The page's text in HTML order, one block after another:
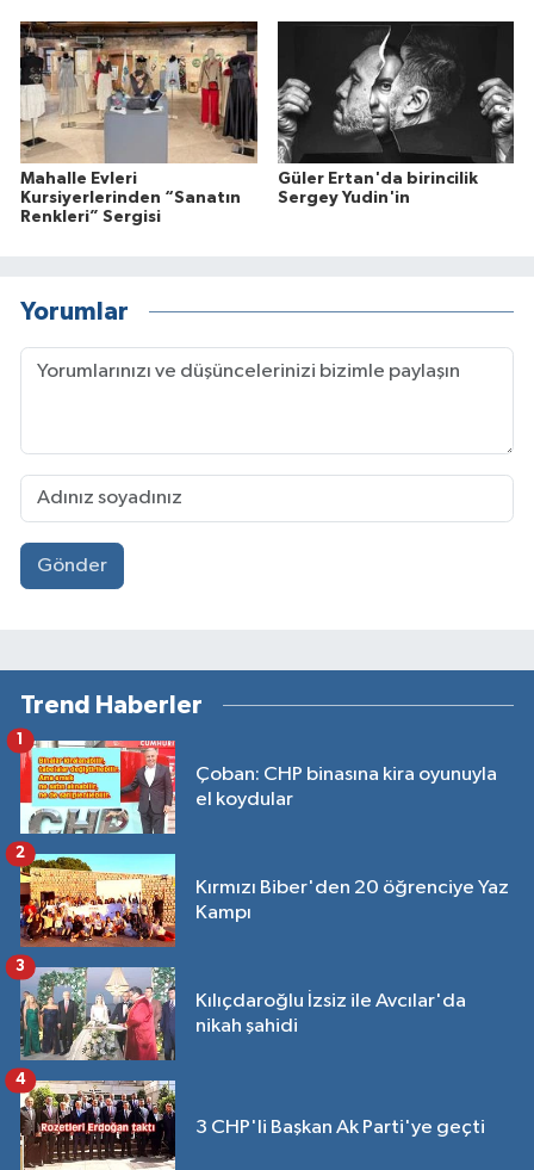
Mahalle Evleri
Kursiyerlerinden “Sanatın
Renkleri” Sergisi
Güler Ertan'da birincilik
Sergey Yudin'in
Yorumlar
Gönder
Trend Haberler
Çoban: CHP binasına kira oyunuyla
el koydular
Kırmızı Biber'den 20 öğrenciye Yaz
Kampı
2
Kılıçdaroğlu İzsiz ile Avcılar'da
nikah şahidi
3
3 CHP'li Başkan Ak Parti'ye geçti
4